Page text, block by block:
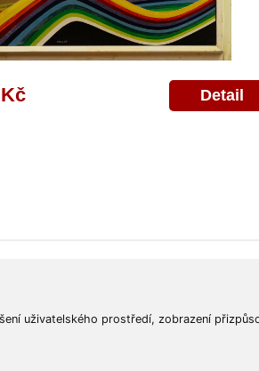
uživatelského prostředí, zobrazení
Detail